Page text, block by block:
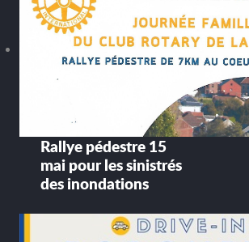
Rallye pédestre 15
mai pour les sinistrés
des inondations